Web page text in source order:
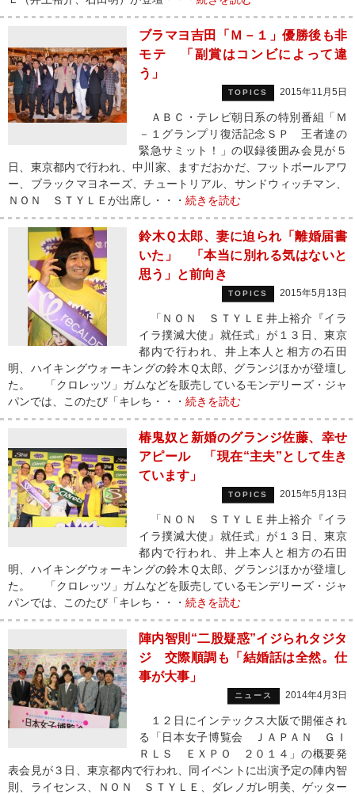
ブラマヨ吉田「Ｍ－１」優勝後も非
モテ 「副賞はコンビによって違
う」
TOPICS 2015年11月5日
ＡＢＣ・テレビ朝日系の特別番組「Ｍ
－１グランプリ復活記念ＳＰ 王者達の
緊急サミット！」の収録後囲み会見が５
日、東京都内で行われ、中川家、ますだおかだ、フットボールアワ
ー、ブラックマヨネーズ、チュートリアル、サンドウィッチマン、
ＮＯＮ ＳＴＹＬＥが出席し・・・ 続きを読む
鈴木Ｑ太郎、妻に迫られ「離婚届書
いた」 「本当に別れる気はないと
思う」と前向き
TOPICS 2015年5月13日
「ＮＯＮ ＳＴＹＬＥ井上裕介『イラ
イラ撲滅大使』就任式」が１３日、東京
都内で行われ、井上本人と相方の石田
明、ハイキングウォーキングの鈴木Ｑ太郎、グランジほかが登壇し
た。 「クロレッツ」ガムなどを販売しているモンデリーズ・ジャ
パンでは、このたび「キレち・・・ 続きを読む
椿鬼奴と新婚のグランジ佐藤、幸せ
アピール 「現在“主夫”として生き
ています」
TOPICS 2015年5月13日
「ＮＯＮ ＳＴＹＬＥ井上裕介『イラ
イラ撲滅大使』就任式」が１３日、東京
都内で行われ、井上本人と相方の石田
明、ハイキングウォーキングの鈴木Ｑ太郎、グランジほかが登壇し
た。 「クロレッツ」ガムなどを販売しているモンデリーズ・ジャ
パンでは、このたび「キレち・・・ 続きを読む
陣内智則“二股疑惑”イジられタジタ
ジ 交際順調も「結婚話は全然。仕
事が大事」
ニュース 2014年4月3日
１２日にインテックス大阪で開催され
る「日本女子博覧会 ＪＡＰＡＮ ＧＩ
ＲＬＳ ＥＸＰＯ ２０１４」の概要発
表会見が３日、東京都内で行われ、同イベントに出演予定の陣内智
則、ライセンス、ＮＯＮ ＳＴＹＬＥ、ダレノガレ明美、ゲッター